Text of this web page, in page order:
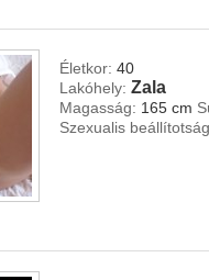
Életkor: 40
Lakóhely: Zala
Magasság: 165 cm
Szexualis